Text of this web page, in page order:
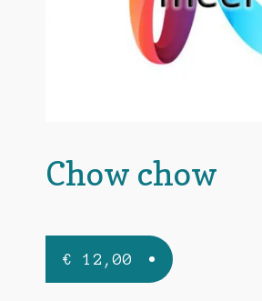
Chow chow
€ 12,00